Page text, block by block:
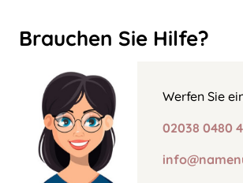
Brauchen Sie Hilfe?
Werfen Sie
02038 0480